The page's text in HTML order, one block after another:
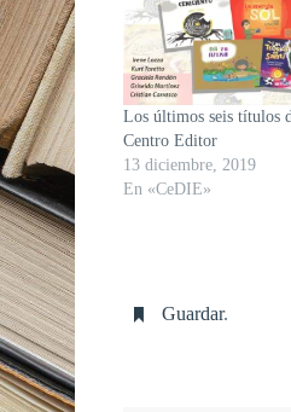
Los últimos seis títulos
Centro Editor
13 diciembre, 2019
En «CeDIE»
Guardar.